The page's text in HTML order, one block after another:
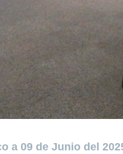
a 09 de Junio del